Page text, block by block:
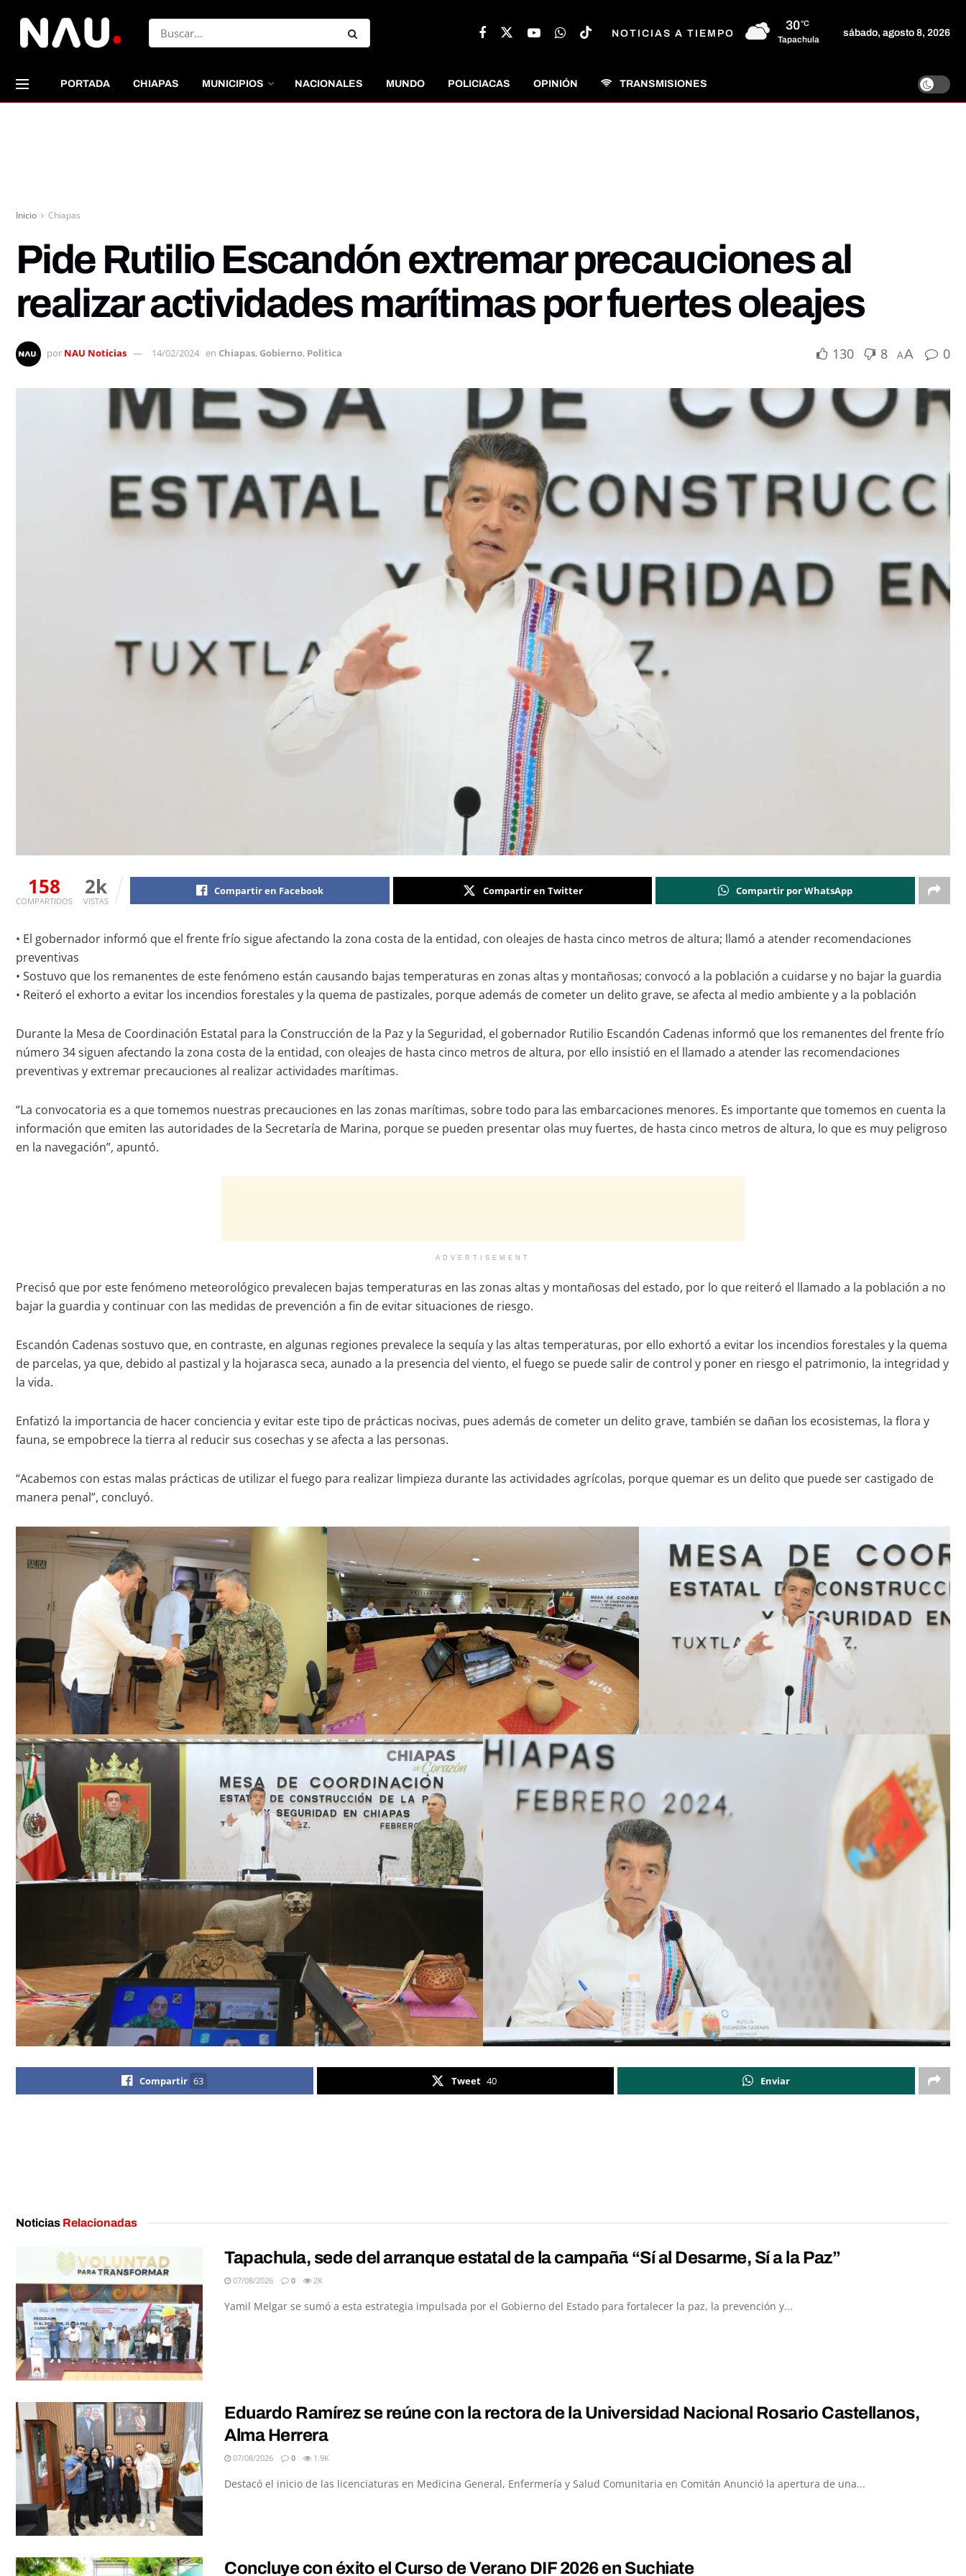
NOTICIAS A TIEMPO
30°C
Tapachula
sábado, agosto 8, 2026
PORTADA CHIAPAS MUNICIPIOS NACIONALES MUNDO POLICIACAS OPINIÓN TRANSMISIONES
Inicio Chiapas
Pide Rutilio Escandón extremar precauciones al
realizar actividades marítimas por fuertes oleajes
por NAU Noticias 14/02/2024 en Chiapas, Gobierno, Politica 130 8 AA 0
158
COMPARTIDOS
2k
VISTAS
Compartir en Facebook Compartir en Twitter Compartir por WhatsApp
• El gobernador informó que el frente frío sigue afectando la zona costa de la entidad, con oleajes de hasta cinco metros de altura; llamó a atender recomendaciones
preventivas
• Sostuvo que los remanentes de este fenómeno están causando bajas temperaturas en zonas altas y montañosas; convocó a la población a cuidarse y no bajar la guardia
• Reiteró el exhorto a evitar los incendios forestales y la quema de pastizales, porque además de cometer un delito grave, se afecta al medio ambiente y a la población
Durante la Mesa de Coordinación Estatal para la Construcción de la Paz y la Seguridad, el gobernador Rutilio Escandón Cadenas informó que los remanentes del frente frío
número 34 siguen afectando la zona costa de la entidad, con oleajes de hasta cinco metros de altura, por ello insistió en el llamado a atender las recomendaciones
preventivas y extremar precauciones al realizar actividades marítimas.
“La convocatoria es a que tomemos nuestras precauciones en las zonas marítimas, sobre todo para las embarcaciones menores. Es importante que tomemos en cuenta la
información que emiten las autoridades de la Secretaría de Marina, porque se pueden presentar olas muy fuertes, de hasta cinco metros de altura, lo que es muy peligroso
en la navegación”, apuntó.
ADVERTISEMENT
Precisó que por este fenómeno meteorológico prevalecen bajas temperaturas en las zonas altas y montañosas del estado, por lo que reiteró el llamado a la población a no
bajar la guardia y continuar con las medidas de prevención a fin de evitar situaciones de riesgo.
Escandón Cadenas sostuvo que, en contraste, en algunas regiones prevalece la sequía y las altas temperaturas, por ello exhortó a evitar los incendios forestales y la quema
de parcelas, ya que, debido al pastizal y la hojarasca seca, aunado a la presencia del viento, el fuego se puede salir de control y poner en riesgo el patrimonio, la integridad y
la vida.
Enfatizó la importancia de hacer conciencia y evitar este tipo de prácticas nocivas, pues además de cometer un delito grave, también se dañan los ecosistemas, la flora y
fauna, se empobrece la tierra al reducir sus cosechas y se afecta a las personas.
“Acabemos con estas malas prácticas de utilizar el fuego para realizar limpieza durante las actividades agrícolas, porque quemar es un delito que puede ser castigado de
manera penal”, concluyó.
Compartir 63 Tweet 40 Enviar
Noticias Relacionadas
Tapachula, sede del arranque estatal de la campaña “Sí al Desarme, Sí a la Paz”
07/08/2026 0 2K
Yamil Melgar se sumó a esta estrategia impulsada por el Gobierno del Estado para fortalecer la paz, la prevención y...
Eduardo Ramírez se reúne con la rectora de la Universidad Nacional Rosario Castellanos,
Alma Herrera
07/08/2026 0 1.9K
Destacó el inicio de las licenciaturas en Medicina General, Enfermería y Salud Comunitaria en Comitán Anunció la apertura de una...
Concluye con éxito el Curso de Verano DIF 2026 en Suchiate